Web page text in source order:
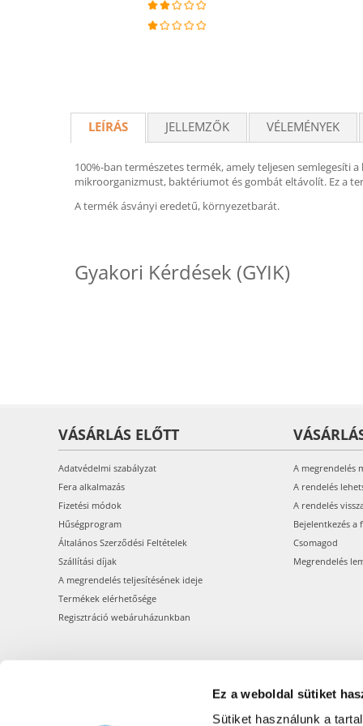
Ez a weboldal sütiket
Sütiket használunk a
LEÍRÁS JELLEMZŐK VÉLEMÉNYEK
100%-ban természetes termék, amely teljesen semlegesíti
mikroorganizmust, baktériumot és gombát eltávolít. Ez a
A termék ásványi eredetű, környezetbarát.
Gyakori Kérdések (GYIK)
VÁSÁRLÁS ELŐTT
Adatvédelmi szabályzat
Fera alkalmazás
Fizetési módok
Hűségprogram
Általános Szerződési Feltételek
Szállítási díjak
A megrendelés teljesítésének ideje
Termékek elérhetősége
Regisztráció webáruházunkban
A megrendelés
A rendelés
A rendelés
Bejelentkezés a
Csomagod
Megrendelés